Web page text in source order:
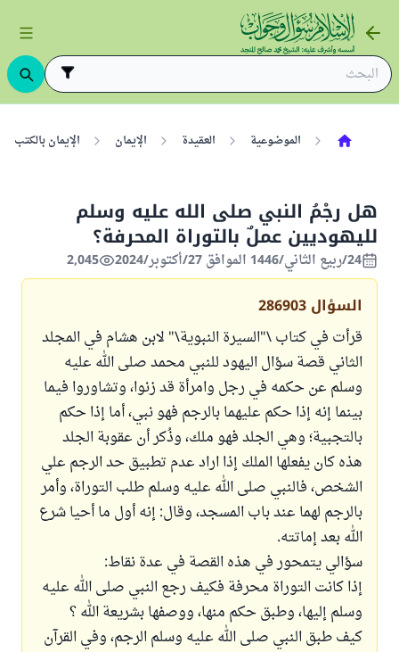
الموضوعية العقيدة الإيمان الإيمان بالكتب
هل رجْمُ النبي صلى الله عليه وسلم
لليهوديين عملٌ بالتوراة المحرفة؟
24/ربيع الثاني/1446 الموافق 27/أكتوبر/2024 2,045
السؤال 286903
قرأت في كتاب \"السيرة النبوية\" لابن هشام في المجلد
الثاني قصة سؤال اليهود للنبي محمد صلى الله عليه
وسلم عن حكمه في رجل وامرأة قد زنوا، وتشاوروا فيما
بينما إنه إذا حكم عليهما بالرجم فهو نبي، أما إذا حكم
بالتجبية؛ وهي الجلد فهو ملك، وذُكر أن عقوبة الجلد
هذه كان يفعلها الملك إذا اراد عدم تطبيق حد الرجم علي
الشخص، فالنبي صلى الله عليه وسلم طلب التوراة، وأمر
بالرجم لهما عند باب المسجد، وقال: إنه أول ما أحيا شرع
الله بعد إماتته.
سؤالي يتمحور في هذه القصة في عدة نقاط:
إذا كانت التوراة محرفة فكيف رجع النبي صلى الله عليه
وسلم إليها، وطبق حكم منها، ووصفها بشريعة الله ؟
كيف طبق النبي صلى الله عليه وسلم الرجم، وفي القرآن